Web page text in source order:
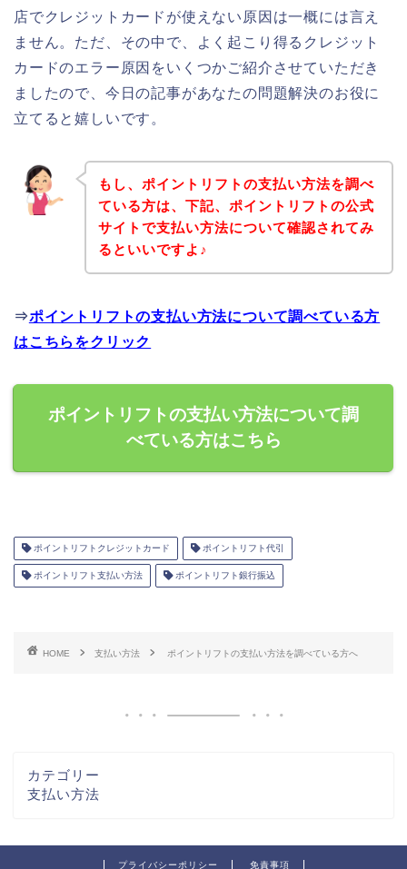
店でクレジットカードが使えない原因は一概には言え
ません。ただ、その中で、よく起こり得るクレジット
カードのエラー原因をいくつかご紹介させていただき
ましたので、今日の記事があなたの問題解決のお役に
立てると嬉しいです。
もし、ポイントリフトの支払い方法を調べ
ている方は、下記、ポイントリフトの公式
サイトで支払い方法について確認されてみ
るといいですよ♪
⇒ポイントリフトの支払い方法について調べている方
はこちらをクリック
ポイントリフトの支払い方法について調
べている方はこちら
ポイントリフトクレジットカード ポイントリフト代引
ポイントリフト支払い方法 ポイントリフト銀行振込
HOME 支払い方法 ポイントリフトの支払い方法を調べている方へ
カテゴリー
支払い方法
プライバシーポリシー 免責事項